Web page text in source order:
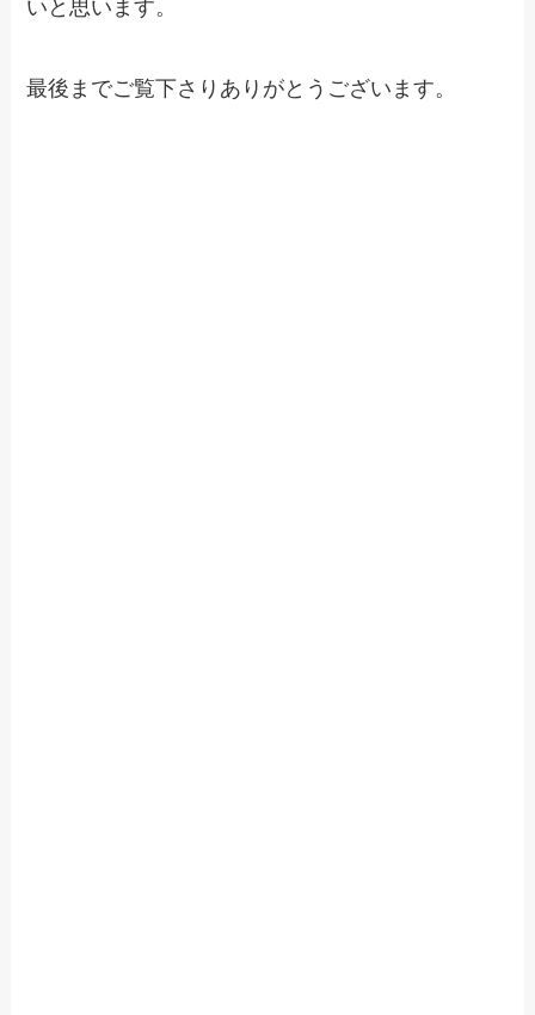
いと思います。
最後までご覧下さりありがとうございます。